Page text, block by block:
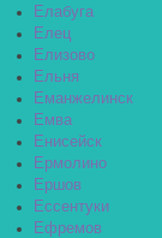
Елабуга
Елец
Елизово
Ельня
Еманжелинск
Емва
Енисейск
Ермолино
Ершов
Ессентуки
Ефремов